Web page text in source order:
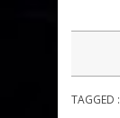
TAGGED :